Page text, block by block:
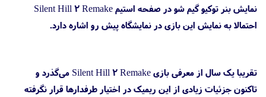
نمایش بنر توکیو گیم شو در صفحه استیم Silent Hill 2 Remake
احتمالا به نمایش این بازی در نمایشگاه پیش رو اشاره دارد.
تقریبا یک سال از معرفی بازی Silent Hill 2 Remake می‌گذرد و
تاکنون جزئیات زیادی از این ریمیک در اختیار طرفدارها قرار نگرفته